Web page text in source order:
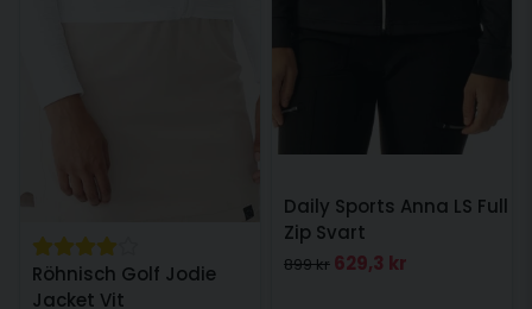
Röhnisch Golf Jodie
Jacket Vit
Daily Sports Anna LS Full
Zip Svart
899 kr 629,3 kr